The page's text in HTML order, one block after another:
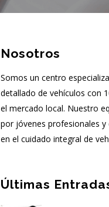
Nosotros
Somos un centro
detallado de vehículos con
el mercado local. Nuestro
por jóvenes profesionales y
en el cuidado integral de
Últimas